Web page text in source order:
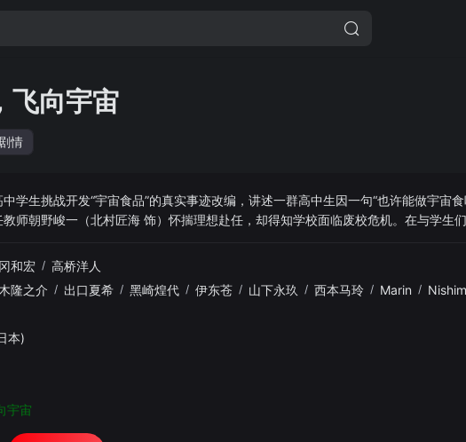
飞向宇宙
剧情
学生挑战开发“宇宙食品”的真实事迹改编，讲述一群高中生因一句“也许能做宇宙
师朝野峻一（北村匠海 饰）怀揣理想赴任，却得知学校面临废校危机。在与学生
故事温暖描绘了师生情谊、地方支持与追梦勇气，展现相信与坚持如何点亮未来。
和宏 / 高桥洋人
隆之介 / 出口夏希 / 黑崎煌代 / 伊东苍 / 山下永玖 / 西本马玲 / Marin /
本)
宇宙